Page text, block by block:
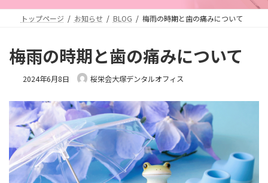
トップページ お知らせ BLOG 梅雨の時期と歯の痛みについて
梅雨の時期と歯の痛みについて
2024年6月8日 桜栄会大塚デンタルオフィス